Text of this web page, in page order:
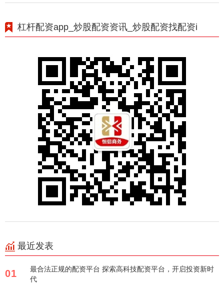
杠杆配资app_炒股配资资讯_炒股配资找配资i
最近发表
01
最合法正规的配资平台 探索高科技配资平台，开启投资新时
代